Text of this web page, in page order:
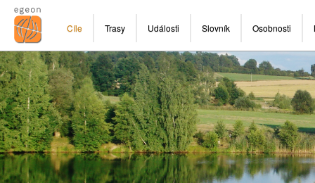
Cíle Trasy Události Slovník Osobnosti